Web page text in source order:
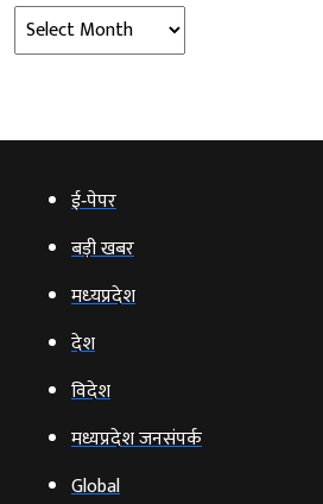
Archives
ई‑पेपर
बड़ी खबर
मध्‍यप्रदेश
देश
विदेश
मध्यप्रदेश जनसंपर्क
Global